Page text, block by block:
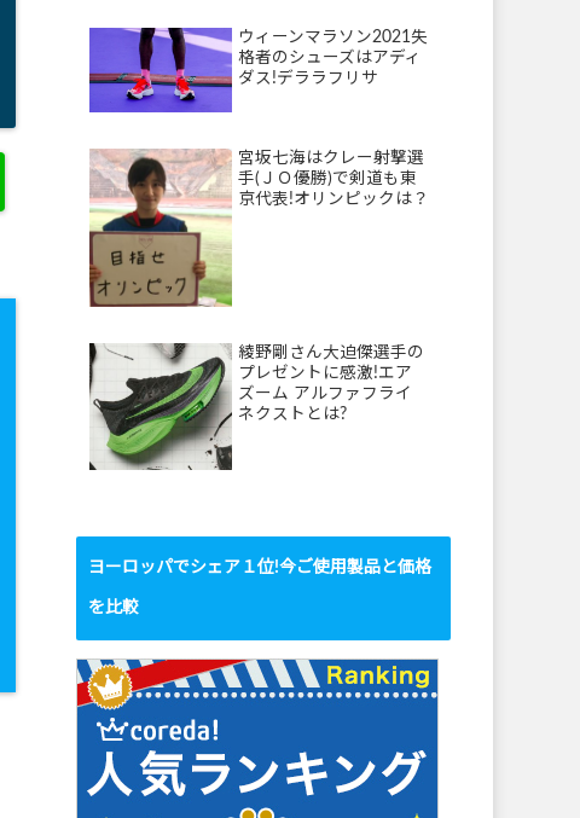
ウィーンマラソン2021失
格者のシューズはアディ
ダス!デララフリサ
宮坂七海はクレー射撃選
手(ＪＯ優勝)で剣道も東
京代表!オリンピックは？
綾野剛さん大迫傑選手の
プレゼントに感激!エア
ズーム アルファフライ
ネクストとは?
ヨーロッパでシェア１位!今ご使用製品と価格
を比較